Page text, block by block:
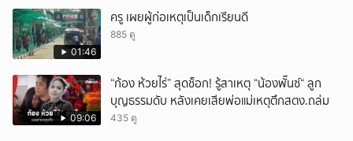
01:46
ครู เผยผู้ก่อเหตุเป็นเด็กเรียนดี
885 ดู
09:06
“ก้อง ห้วยไร่” สุดช็อก! รู้สาเหตุ “น้องพั๊นซ์“ ลูก
บุญธรรมดับ หลังเคยเสียพ่อแม่เหตุตึกสตง.ถล่ม
435 ดู